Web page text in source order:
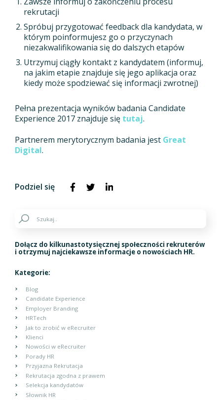
rekrutacji
Spróbuj przygotować feedback dla kandydata, w
którym poinformujesz go o przyczynach
niezakwalifikowania się do dalszych etapów
Utrzymuj ciągły kontakt z kandydatem (informuj,
na jakim etapie znajduje się jego aplikacja oraz
kiedy może spodziewać się informacji zwrotnej)
Pełna prezentacja wyników badania Candidate
Experience 2017 znajduje się tutaj.
Partnerem merytorycznym badania jest Great
Digital.
Podziel się
Dołącz do kilkunastotysięcznej społeczności rekruterów
i otrzymuj najciekawsze informacje o nowościach HR.
Kategorie:
Blog
Candidate Experience
Employer Branding
HRTech
Jak to zrobić w eRecruiter
Klienci
Nowości w eRecruiter
Porady HR
Przyjazna Rekrutacja
Rekrutacja zgodna z prawem
Selekcja kandydatów
Słownik HR